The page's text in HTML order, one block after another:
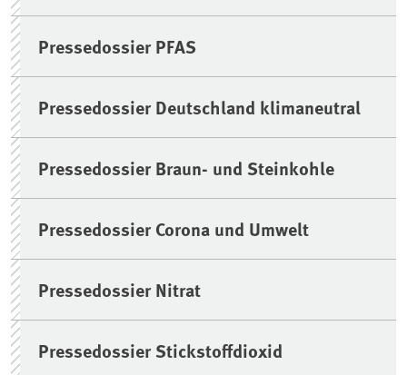
Pressedossier PFAS
Pressedossier Deutschland klimaneutral
Pressedossier Braun- und Steinkohle
Pressedossier Corona und Umwelt
Pressedossier Nitrat
Pressedossier Stickstoffdioxid